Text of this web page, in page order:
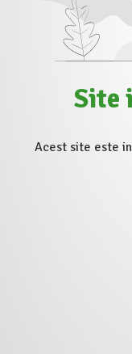
Site
Acest site este